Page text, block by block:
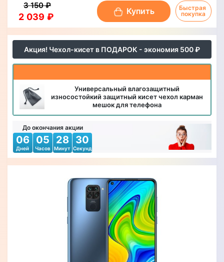
Акция! Чехол-кисет в ПОДАРОК - экономия 500 ₽
Универсальный влагозащитный
износостойкий защитный кисет чехол карман
мешок для телефона
До окончания акции
06
Дней
05
Часов
28
Минут
28
Секунд
2 039 ₽
3 150 ₽
Купить
Быстрая
покупка